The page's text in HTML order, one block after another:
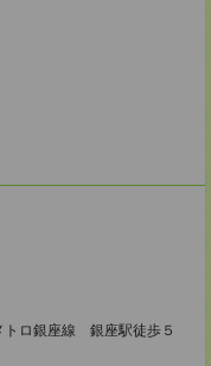
ロ銀座線 銀座駅徒歩５